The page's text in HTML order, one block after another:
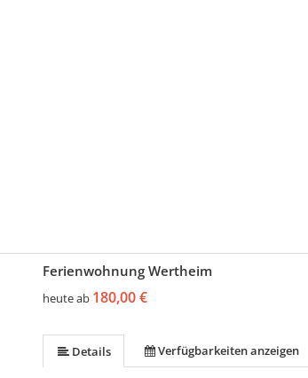
Ferienwohnung Wertheim
heute ab 180,00 €
Details Verfügbarkeiten anzeigen